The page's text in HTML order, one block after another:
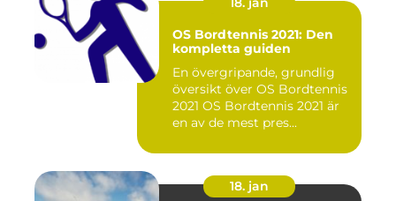
OS Bordtennis 2021: Den
kompletta guiden
En övergripande, grundlig
översikt över OS Bordtennis
2021 OS Bordtennis 2021 är
en av de mest pres...
18. jan